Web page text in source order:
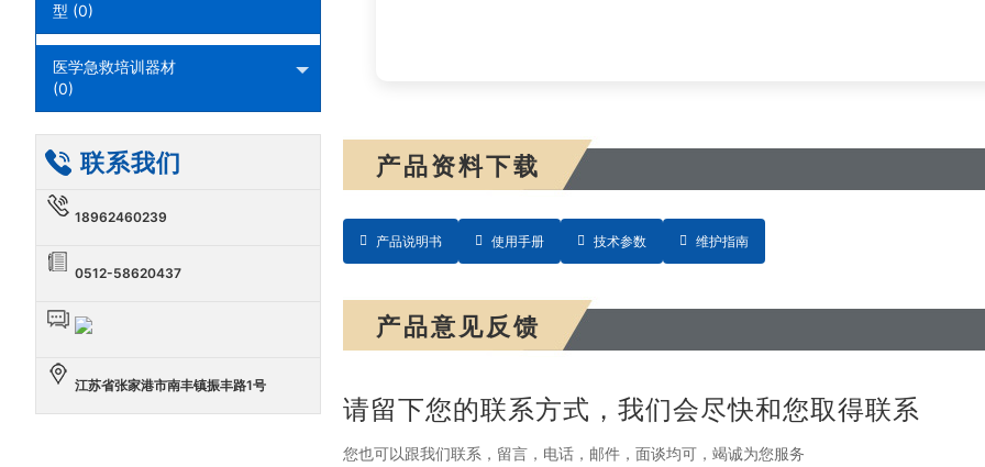
产品资料下载
产品说明书 使用手册 技术参数 维护指南
产品意见反馈
请留下您的联系方式，我们会尽快和您取得联系
您也可以跟我们联系，留言，电话，邮件，面谈均可，竭诚为您服务
型 (0)
医学急救培训器材
(0)
联系我们
18962460239
0512-58620437
江苏省张家港市南丰镇振丰路1号